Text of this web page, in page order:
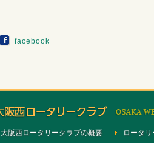
facebook
大阪西ロータリークラブの概要 ロータ